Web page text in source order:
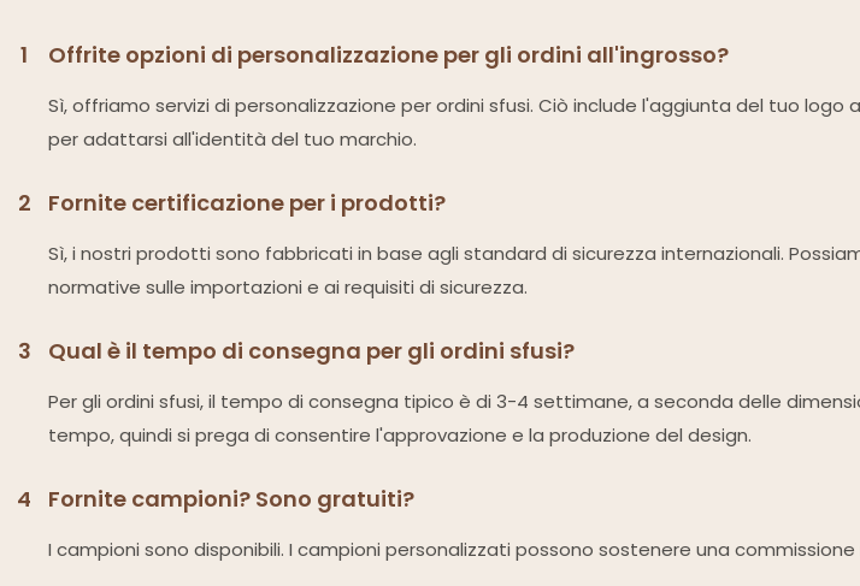
1 Offrite opzioni di personalizzazione per gli ordini all'ingrosso?
Sì, offriamo servizi di personalizzazione per ordini sfusi. Ciò include l'aggiunta del tuo
per adattarsi all'identità del tuo marchio.
2 Fornite certificazione per i prodotti?
Sì, i nostri prodotti sono fabbricati in base agli standard di sicurezza internazionali.
normative sulle importazioni e ai requisiti di sicurezza.
3 Qual è il tempo di consegna per gli ordini sfusi?
Per gli ordini sfusi, il tempo di consegna tipico è di 3-4 settimane, a seconda delle
tempo, quindi si prega di consentire l'approvazione e la produzione del design.
4 Fornite campioni? Sono gratuiti?
I campioni sono disponibili. I campioni personalizzati possono sostenere una commissione